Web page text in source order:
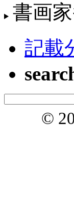
書画
記載
©